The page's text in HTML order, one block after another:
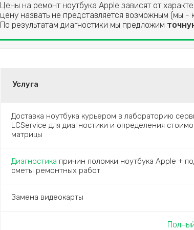
Цены на ремонт ноутбука Apple зависят от
цену назвать не представляется возможным (мы -
По результатам диагностики мы предложим
Услуга
Доставка ноутбука курьером в лабораторию
LCService для диагностики и определения
матрицы
Диагностика причин поломки ноутбука Apple +
сметы ремонтных работ
Замена видеокарты